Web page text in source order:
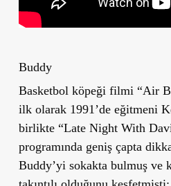
Buddy
Basketbol köpeği filmi “Air
ilk olarak 1991’de eğitmeni
birlikte “Late Night With
programında geniş çapta
Buddy’yi sokakta bulmuş ve